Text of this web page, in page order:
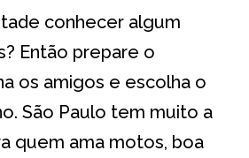
conhecer algum
Então prepare o
os amigos e escolha o
São Paulo tem muito a
quem ama motos, boa